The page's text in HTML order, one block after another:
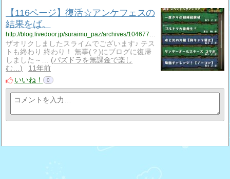
【116ページ】復活☆アンケフェスの
結果をば。
http://blog.livedoor.jp/suraimu_paz/archives/1046777778.html
ザオリクしましたスライムでございます♪ テス
トも終わり 終わり！ 無事(？)にブログに復帰
しました～…
パズドラを無課金で楽し
む…
11年前
いいね！
0